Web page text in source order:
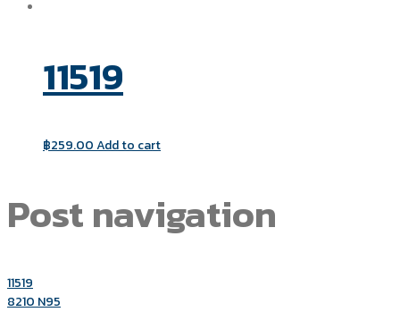
11519
฿259.00Add to cart
Post navigation
11519
8210 N95